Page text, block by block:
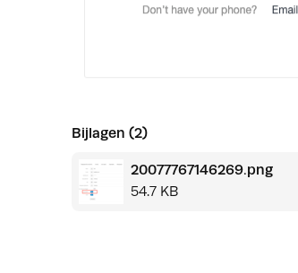
Bijlagen (2)
20077767146269.png
54.7 KB